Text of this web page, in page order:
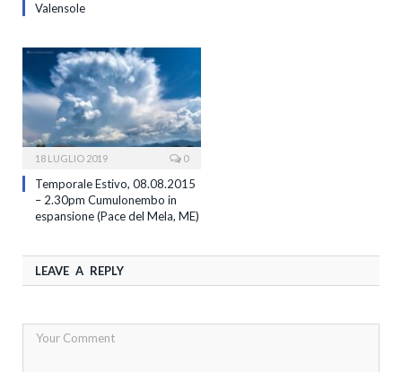
Valensole
18 LUGLIO 2019 0
Temporale Estivo, 08.08.2015
– 2.30pm Cumulonembo in
espansione (Pace del Mela, ME)
LEAVE A REPLY